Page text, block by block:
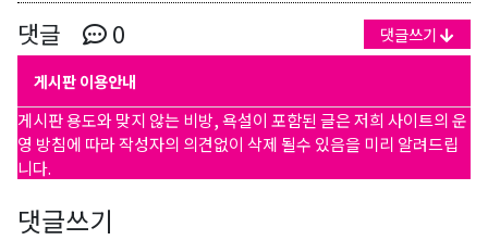
댓글 0 댓글쓰기
게시판 이용안내
게시판 용도와 맞지 않는 비방, 욕설이 포함된 글은 저희 사이트의 운
영 방침에 따라 작성자의 의견없이 삭제 될수 있음을 미리 알려드립
니다.
댓글쓰기